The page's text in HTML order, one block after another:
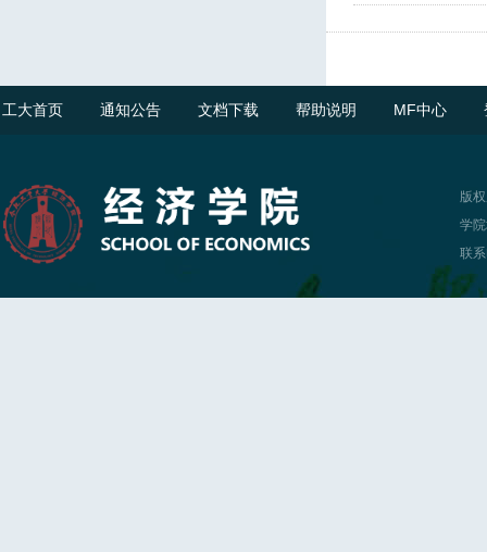
工大首页 通知公告 文档下载 帮助说明 MF中心
版
学
联